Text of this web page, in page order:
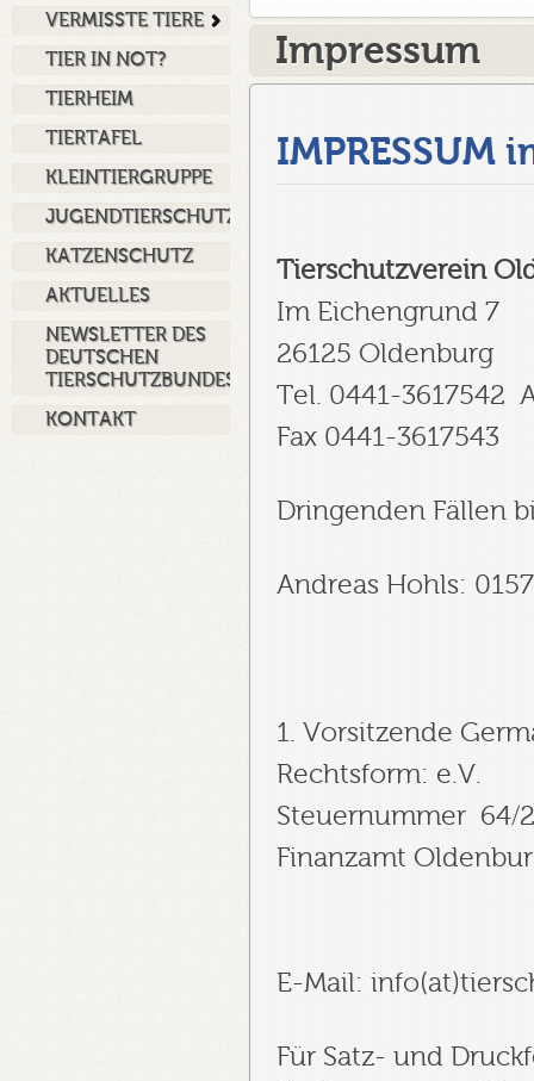
VERMISSTE TIERE
TIER IN NOT?
TIERHEIM
TIERTAFEL
KLEINTIERGRUPPE
JUGENDTIERSCHUTZ
KATZENSCHUTZ
AKTUELLES
NEWSLETTER DES
DEUTSCHEN
TIERSCHUTZBUNDES
KONTAKT
Impressum
IMPRESSUM
Tierschutzverein
Im Eichengrund 7
26125 Oldenburg
Tel. 0441-3617542
Fax 0441-3617543
Dringenden Fällen
Andreas Hohls:
1. Vorsitzende
Rechtsform: e.V.
Steuernummer 64/
Finanzamt
E-Mail:
Für Satz- und